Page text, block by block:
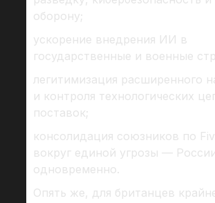
оборону;
ускорение внедрения ИИ в
государственные и военные
легитимизация расширенного
и контроля технологических
поставок;
консолидация союзников по
вокруг единой угрозы —
одновременно.
Опять же, для британцев